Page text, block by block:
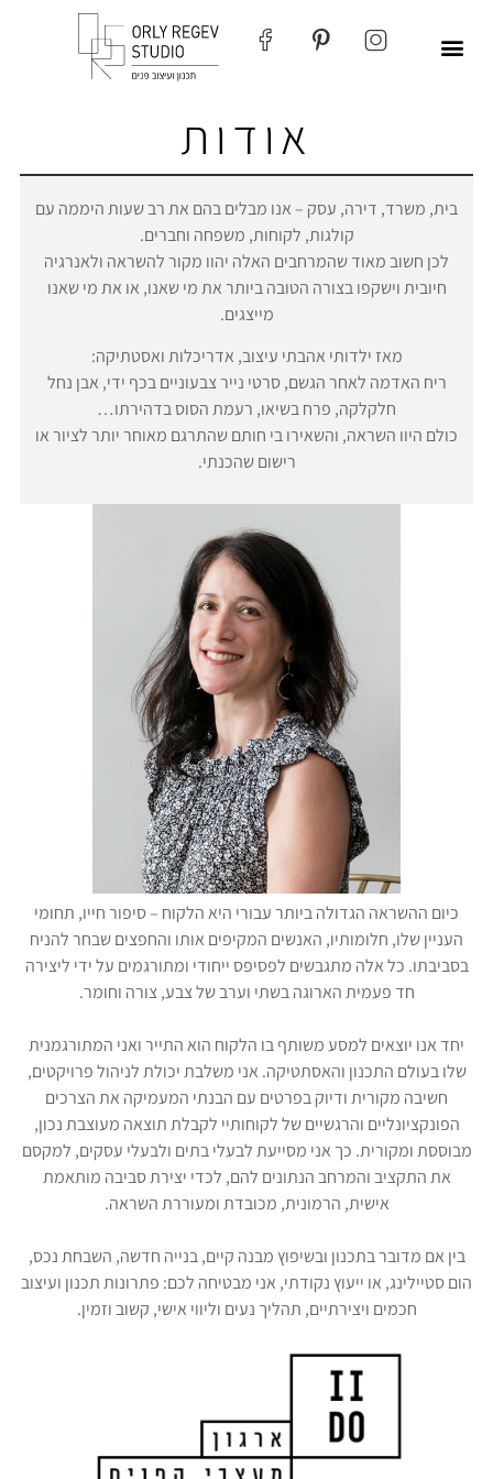
אודות
בית, משרד, דירה, עסק – אנו מבלים בהם את רב שעות היממה עם
קולגות, לקוחות, משפחה וחברים.
לכן חשוב מאוד שהמרחבים האלה יהוו מקור להשראה ולאנרגיה
חיובית וישקפו בצורה הטובה ביותר את מי שאנו, או את מי שאנו
מייצגים.
מאז ילדותי אהבתי עיצוב, אדריכלות ואסטתיקה:
ריח האדמה לאחר הגשם, סרטי נייר צבעוניים בכף ידי, אבן נחל
חלקלקה, פרח בשיאו, רעמת הסוס בדהירתו…
כולם היוו השראה, והשאירו בי חותם שהתרגם מאוחר יותר לציור או
רישום שהכנתי.
כיום ההשראה הגדולה ביותר עבורי היא הלקוח – סיפור חייו, תחומי
העניין שלו, חלומותיו, האנשים המקיפים אותו והחפצים שבחר להניח
בסביבתו. כל אלה מתגבשים לפסיפס ייחודי ומתורגמים על ידי ליצירה
חד פעמית הארוגה בשתי וערב של צבע, צורה וחומר.
יחד אנו יוצאים למסע משותף בו הלקוח הוא התייר ואני המתורגמנית
שלו בעולם התכנון והאסתטיקה. אני משלבת יכולת לניהול פרויקטים,
חשיבה מקורית ודיוק בפרטים עם הבנתי המעמיקה את הצרכים
הפונקציונליים והרגשיים של לקוחותיי לקבלת תוצאה מעוצבת נכון,
מבוססת ומקורית. כך אני מסייעת לבעלי בתים ולבעלי עסקים, למקסם
את התקציב והמרחב הנתונים להם, לכדי יצירת סביבה מותאמת
אישית, הרמונית, מכובדת ומעוררת השראה.
בין אם מדובר בתכנון ובשיפוץ מבנה קיים, בנייה חדשה, השבחת נכס,
הום סטיילינג, או ייעוץ נקודתי, אני מבטיחה לכם: פתרונות תכנון ועיצוב
חכמים ויצירתיים, תהליך נעים וליווי אישי, קשוב וזמין.